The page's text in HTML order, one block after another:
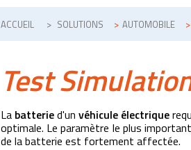
ACCUEIL > SOLUTIONS > AUTOMOBILE >
Test
La batteried'unvéhicule électrique
optimale. Le paramètre le plus
de la batterie est fortement affectée.